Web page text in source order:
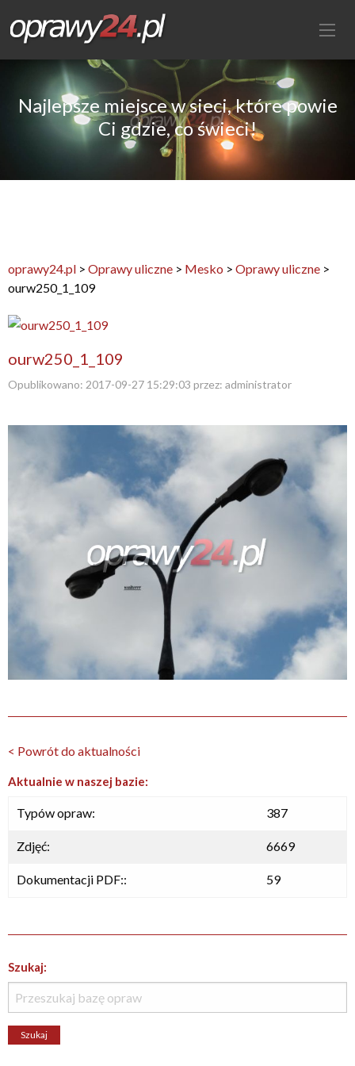
Najlepsze miejsce w sieci, które powie
Ci gdzie, co świeci!
oprawy24.pl > Oprawy uliczne > Mesko > Oprawy uliczne >
ourw250_1_109
ourw250_1_109
Opublikowano: 2017-09-27 15:29:03 przez: administrator
< Powrót do aktualności
Aktualnie w naszej bazie:
Typów opraw: 387
Zdjęć: 6669
Dokumentacji PDF:: 59
Szukaj: